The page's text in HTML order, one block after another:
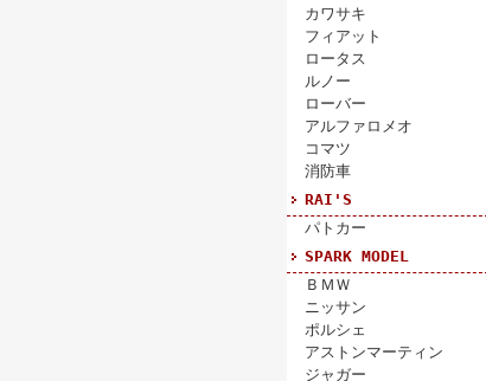
カワサキ
フィアット
ロータス
ルノー
ローバー
アルファロメオ
コマツ
消防車
RAI'S
パトカー
SPARK MODEL
ＢＭＷ
ニッサン
ポルシェ
アストンマーティン
ジャガー